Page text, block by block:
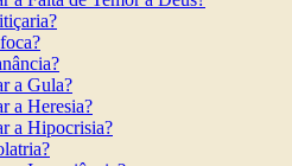
a Gula?
a Heresia?
a Hipocrisia?